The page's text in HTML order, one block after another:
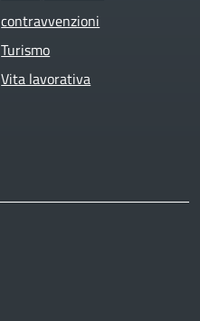
contravvenzioni
Turismo
Vita lavorativa